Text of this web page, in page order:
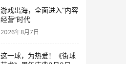
游戏出海，全面进入“内容
经营”时代
2026年8月7日
这一球，为热爱！《街球